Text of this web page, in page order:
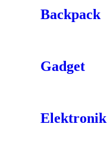
Backpack
Gadget
Elektronik